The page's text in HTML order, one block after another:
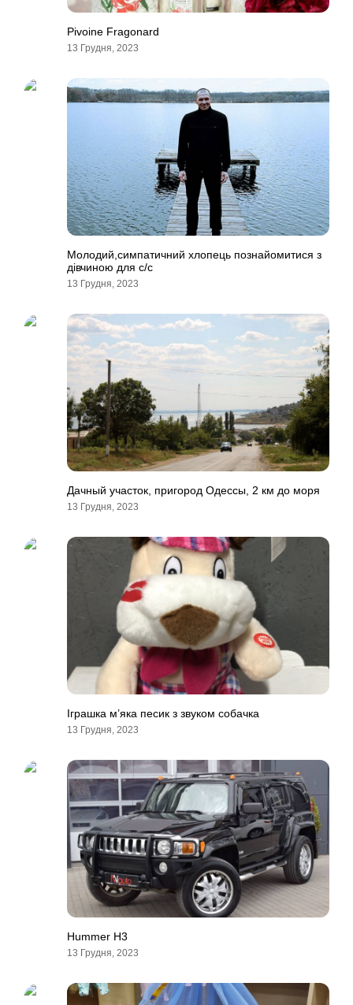
Pivoine Fragonard
13 Грудня, 2023
Молодий,симпатичний хлопець познайомитися з
дівчиною для с/с
13 Грудня, 2023
Дачный участок, пригород Одессы, 2 км до моря
13 Грудня, 2023
Іграшка м’яка песик з звуком собачка
13 Грудня, 2023
Hummer H3
13 Грудня, 2023